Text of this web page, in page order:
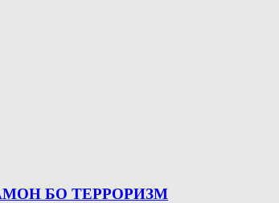
БО ТЕРРОРИЗМ